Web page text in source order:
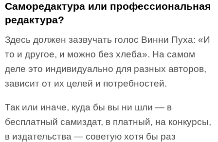
Саморедактура или профессиональная
редактура?
Здесь должен зазвучать голос Винни Пуха: «И
то и другое, и можно без хлеба». На самом
деле это индивидуально для разных авторов,
зависит от их целей и потребностей.
Так или иначе, куда бы вы ни шли — в
бесплатный самиздат, в платный, на конкурсы,
в издательства — советую хотя бы раз